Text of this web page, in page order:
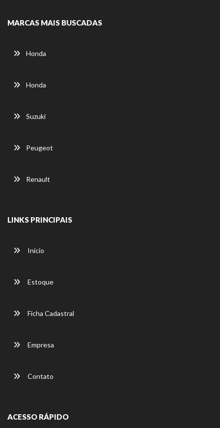
MARCAS MAIS BUSCADAS
Honda
Honda
Suzuki
Peugeot
Renault
LINKS PRINCIPAIS
Início
Estoque
Ficha Cadastral
Empresa
Contato
ACESSO RÁPIDO